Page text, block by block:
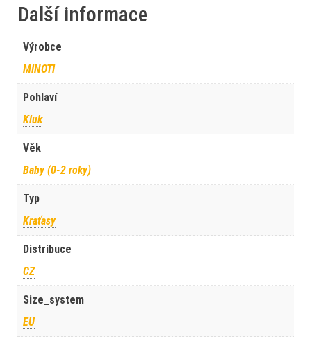
Další informace
Výrobce
MINOTI
Pohlaví
Kluk
Věk
Baby (0-2 roky)
Typ
Kraťasy
Distribuce
CZ
Size_system
EU